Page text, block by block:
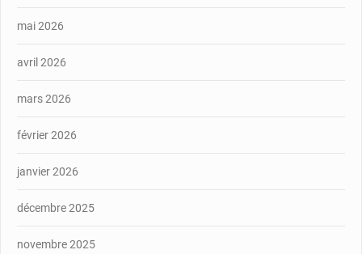
mai 2026
avril 2026
mars 2026
février 2026
janvier 2026
décembre 2025
novembre 2025